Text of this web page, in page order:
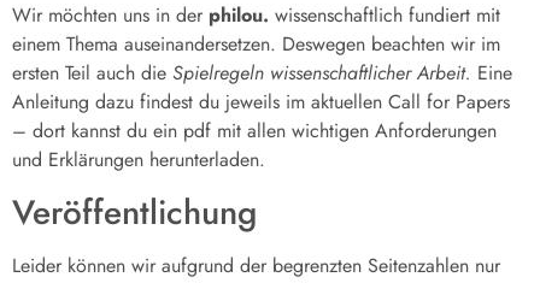
Wir möchten uns in der philou. wissenschaftlich fundiert mit
einem Thema auseinandersetzen. Deswegen beachten wir im
ersten Teil auch die Spielregeln wissenschaftlicher Arbeit. Eine
Anleitung dazu findest du jeweils im aktuellen Call for Papers
– dort kannst du ein pdf mit allen wichtigen Anforderungen
und Erklärungen herunterladen.
Veröffentlichung
Leider können wir aufgrund der begrenzten Seitenzahlen nur